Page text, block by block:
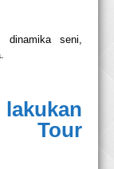
seni,
Tour